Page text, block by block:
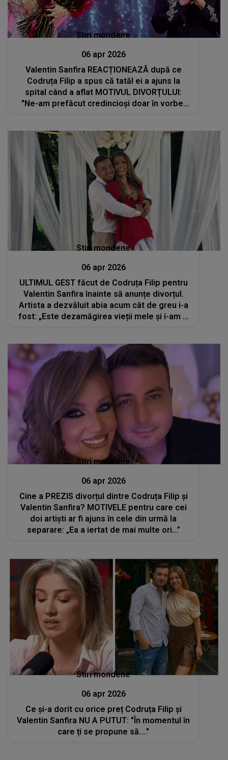
Stiri mondene
06 apr 2026
Valentin Sanfira REACȚIONEAZĂ după ce
Codruța Filip a spus că tatăl ei a ajuns la
spital când a aflat MOTIVUL DIVORȚULUI:
"Ne-am prefăcut credincioși doar în vorbe.
Stiri mondene
06 apr 2026
ULTIMUL GEST făcut de Codruța Filip pentru
Valentin Sanfira înainte să anunțe divorțul.
Artista a dezvăluit abia acum cât de greu i-a
fost: „Este dezamăgirea vieții mele și i-am și
Stiri mondene
06 apr 2026
Cine a PREZIS divorțul dintre Codruța Filip și
Valentin Sanfira? MOTIVELE pentru care cei
doi artiști ar fi ajuns în cele din urmă la
separare: „Ea a iertat de mai multe ori...”
Stiri mondene
06 apr 2026
Ce și-a dorit cu orice preț Codruța Filip și
Valentin Sanfira NU A PUTUT: "În momentul în
care ți se propune să...."